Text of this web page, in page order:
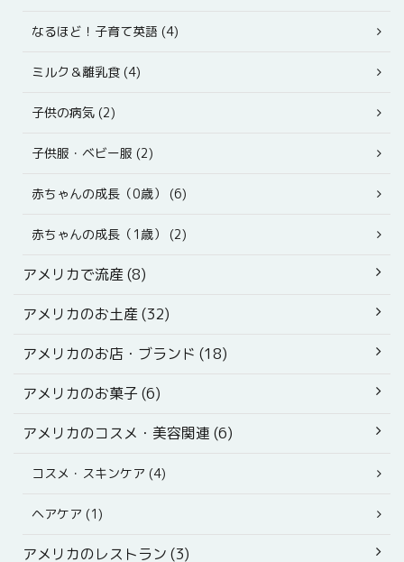
なるほど！子育て英語 (4)
ミルク＆離乳食 (4)
子供の病気 (2)
子供服・ベビー服 (2)
赤ちゃんの成長（0歳） (6)
赤ちゃんの成長（1歳） (2)
アメリカで流産 (8)
アメリカのお土産 (32)
アメリカのお店・ブランド (18)
アメリカのお菓子 (6)
アメリカのコスメ・美容関連 (6)
コスメ・スキンケア (4)
ヘアケア (1)
アメリカのレストラン (3)